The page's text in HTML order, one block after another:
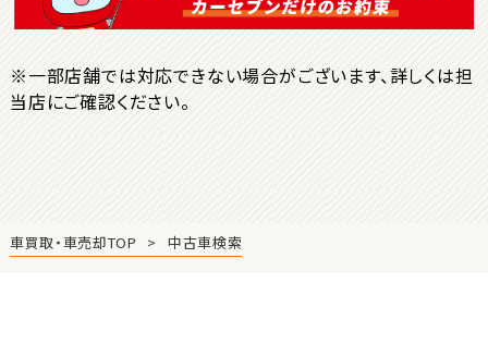
トヨタ
ヤリスクロス
※一部店舗では対応できない場合がございます、詳しくは担
当店にご確認ください。
車買取・車売却TOP 中古車検索